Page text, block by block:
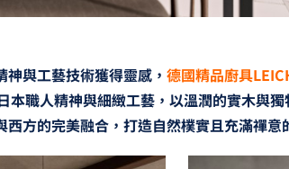
神與工藝技術獲得靈感， 德國精品廚具
本職人精神與細緻工藝，以溫潤的實木與
西方的完美融合，打造自然樸實且充滿禪意